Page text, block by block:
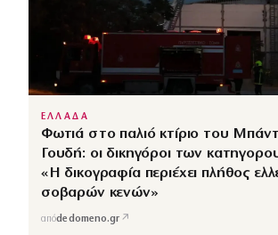
ΕΛΛΑΔΑ
Φωτιά στο παλιό κτίριο του
Γουδή: οι δικηγόροι των
«Η δικογραφία περιέχει πλήθος
σοβαρών κενών»
απόdedomeno.gr ↗